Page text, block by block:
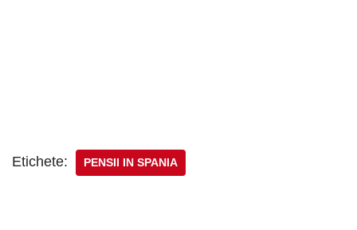
Etichete: PENSII IN SPANIA